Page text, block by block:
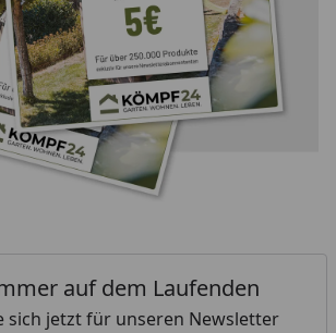
auf dem Laufenden
sich jetzt für unseren Newsletter